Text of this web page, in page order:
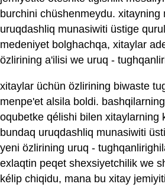
burchini chüshenmeydu. xitayning
uruqdashliq munasiwiti üstige
medeniyet bolghachqa, xitaylar
özlirining a'ilisi we uruq -
xitaylar üchün özlirining biwaste
menpe'et alsila boldi.
oqubetke qélishi bilen xitaylarning
bundaq uruqdashliq munasiwiti
yeni özlirining uruq -
exlaqtin peqet shexsiyetchilik we
kélip chiqidu, mana bu xitay